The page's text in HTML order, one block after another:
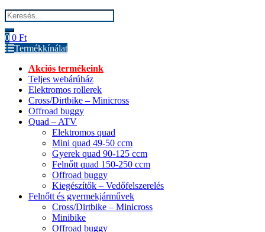
Search
for:
0 0 Ft
Termékkínálat
Akciós termékeink
Teljes webárúház
Elektromos rollerek
Cross/Dirtbike – Minicross
Offroad buggy
Quad – ATV
Elektromos quad
Mini quad 49-50 ccm
Gyerek quad 90-125 ccm
Felnőtt quad 150-250 ccm
Offroad buggy
Kiegészítők – Vedőfelszerelés
Felnőtt és gyermekjárművek
Cross/Dirtbike – Minicross
Minibike
Offroad buggy